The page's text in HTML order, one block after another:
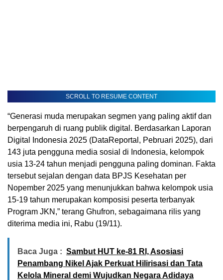
SCROLL TO RESUME CONTENT
“Generasi muda merupakan segmen yang paling aktif dan
berpengaruh di ruang publik digital. Berdasarkan Laporan
Digital Indonesia 2025 (DataReportal, Pebruari 2025), dari
143 juta pengguna media sosial di Indonesia, kelompok
usia 13-24 tahun menjadi pengguna paling dominan. Fakta
tersebut sejalan dengan data BPJS Kesehatan per
Nopember 2025 yang menunjukkan bahwa kelompok usia
15-19 tahun merupakan komposisi peserta terbanyak
Program JKN,” terang Ghufron, sebagaimana rilis yang
diterima media ini, Rabu (19/11).
Baca Juga : Sambut HUT ke-81 RI, Asosiasi
Penambang Nikel Ajak Perkuat Hilirisasi dan Tata
Kelola Mineral demi Wujudkan Negara Adidaya